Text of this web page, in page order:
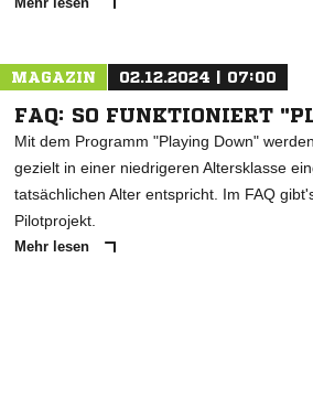
MAGAZIN 02.12.2024 | 07:00
FAQ: SO FUNKTIONIERT
Mit dem Programm "Playing Down"
gezielt in einer niedrigeren Altersklasse
tatsächlichen Alter entspricht. Im FAQ
Pilotprojekt.
Mehr lesen